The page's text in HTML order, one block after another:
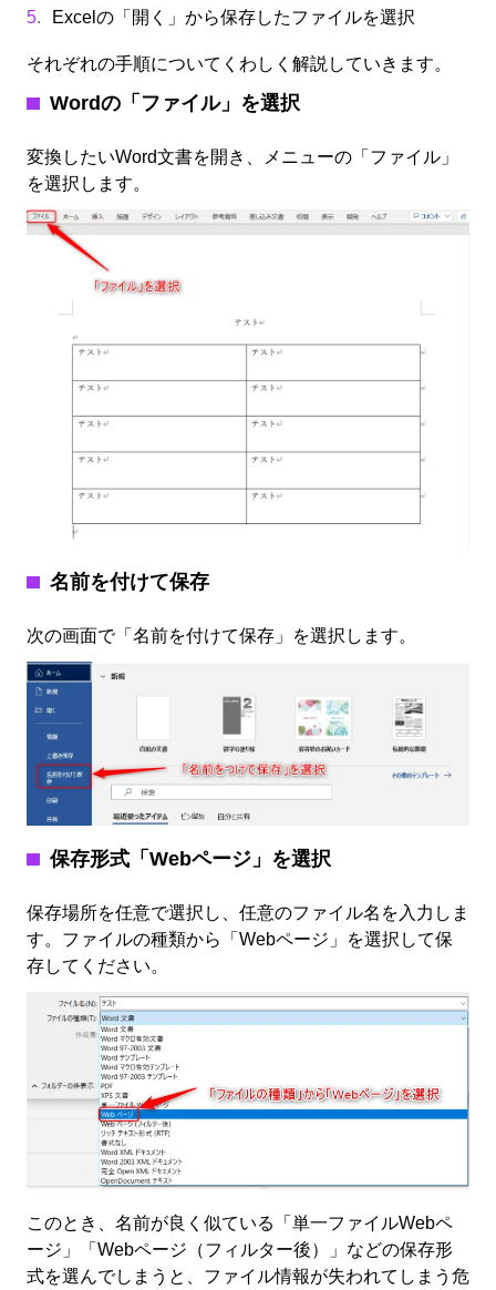
Excelの「開く」から保存したファイルを選択
それぞれの手順についてくわしく解説していきます。
Wordの「ファイル」を選択
変換したいWord文書を開き、メニューの「ファイル」
を選択します。
名前を付けて保存
次の画面で「名前を付けて保存」を選択します。
保存形式「Webページ」を選択
保存場所を任意で選択し、任意のファイル名を入力しま
す。ファイルの種類から「Webページ」を選択して保
存してください。
このとき、名前が良く似ている「単一ファイルWebペ
ージ」「Webページ（フィルター後）」などの保存形
式を選んでしまうと、ファイル情報が失われてしまう危